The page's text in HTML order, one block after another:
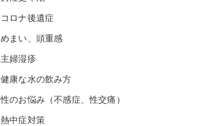
コロナ後遺症
めまい、頭重感
主婦湿疹
健康な水の飲み方
性のお悩み（不感症、性交痛）
熱中症対策